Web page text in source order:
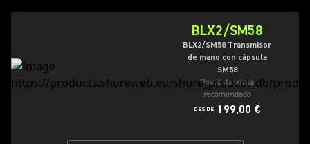
BLX2/SM58
BLX2/SM58 Transmisor
de mano con cápsula
SM58
Precio de venta
recomendado
DESDE 199,00 €